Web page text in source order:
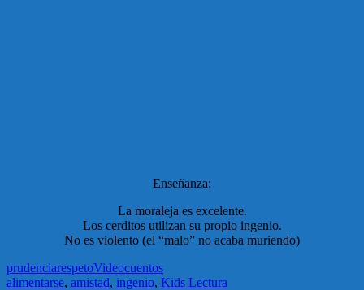
Enseñanza:
La moraleja es excelente.
Los cerditos utilizan su propio ingenio.
No es violento (el “malo” no acaba muriendo)
prudenciarespetoVideocuentos
alimentarse, amistad, ingenio, Kids Lectura